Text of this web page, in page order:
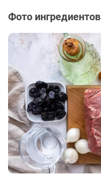
Фото ингредиентов